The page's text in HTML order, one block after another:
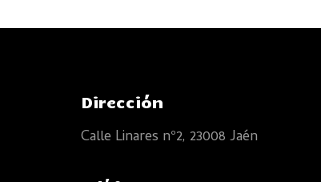
Dirección
Calle Linares nº2, 23008 Jaén